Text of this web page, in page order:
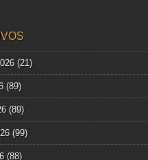
(21)
(89)
(89)
(99)
(88)